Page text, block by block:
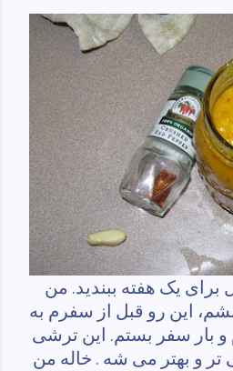
یک هفته ببندید. من
این رو قبل از سفرم به
بار سفر بستم. این ترشی
تر و بهتر می شه . خاله من